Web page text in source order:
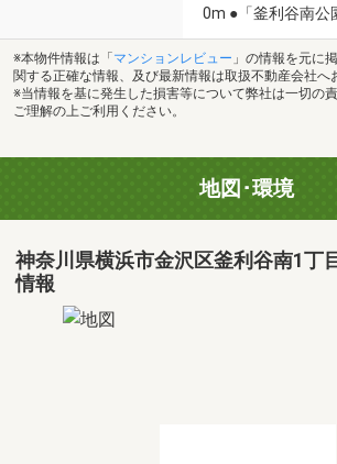
0m ●「釜利谷南公
※本物件情報は「 マンションレビュー 」の情報を元に
関する正確な情報、及び最新情報は取扱不動産会社へ
※当情報を基に発生した損害等について弊社は一切の
ご理解の上ご利用ください。
地図･環境
神奈川県横浜市金沢区釜利谷南1丁
情報